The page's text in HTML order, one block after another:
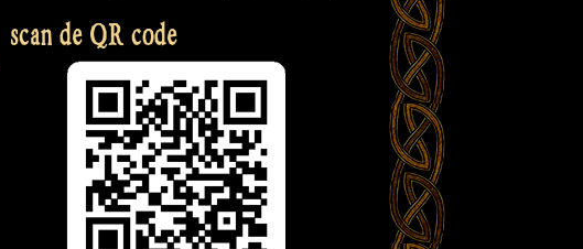
scan de QR code